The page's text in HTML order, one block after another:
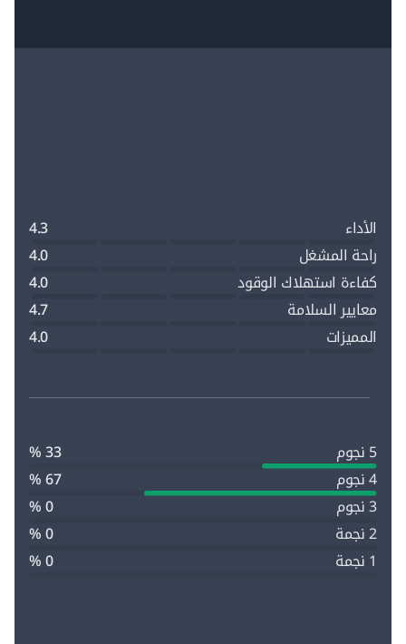
الأداء
4.3
راحة المشغل
4.0
كفاءة استهلاك الوقود
4.0
معايير السلامة
4.7
المميزات
4.0
5 نجوم
33 %
4 نجوم
67 %
3 نجوم
0 %
2 نجمة
0 %
1 نجمة
0 %